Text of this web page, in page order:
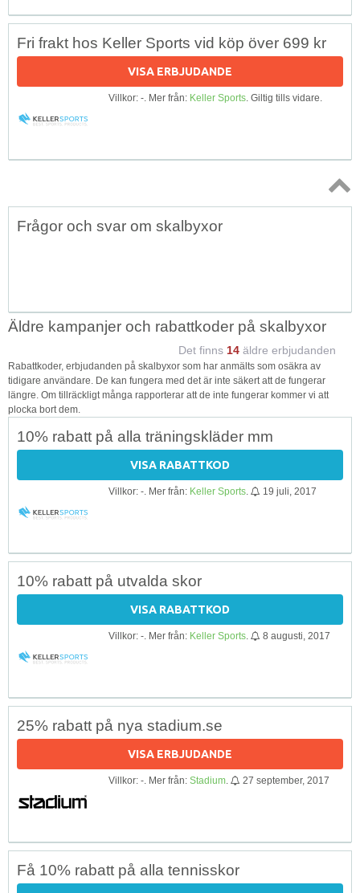
Fri frakt hos Keller Sports vid köp över 699 kr
VISA ERBJUDANDE
Villkor: -. Mer från: Keller Sports. Giltig tills vidare.
Topp
Frågor och svar om skalbyxor
Äldre kampanjer och rabattkoder på skalbyxor
Det finns 14 äldre erbjudanden
Rabattkoder, erbjudanden på skalbyxor som har anmälts som osäkra av
tidigare användare. De kan fungera med det är inte säkert att de fungerar
längre. Om tillräckligt många rapporterar att de inte fungerar kommer vi att
plocka bort dem.
10% rabatt på alla träningskläder mm
VISA RABATTKOD
Villkor: -. Mer från: Keller Sports 19 juli, 2017
10% rabatt på utvalda skor
VISA RABATTKOD
Villkor: -. Mer från: Keller Sports 8 augusti, 2017
25% rabatt på nya stadium.se
VISA ERBJUDANDE
Villkor: -. Mer från: Stadium 27 september, 2017
Få 10% rabatt på alla tennisskor